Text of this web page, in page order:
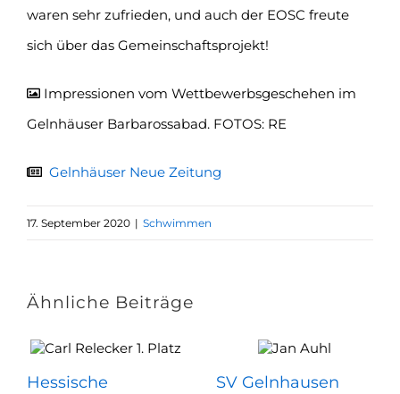
waren sehr zufrieden, und auch der EOSC freute
sich über das Gemeinschaftsprojekt!
Impressionen vom Wettbewerbsgeschehen im
Gelnhäuser Barbarossabad. FOTOS: RE
Gelnhäuser Neue Zeitung
17. September 2020 | Schwimmen
Ähnliche Beiträge
Hessische
SV Gelnhausen